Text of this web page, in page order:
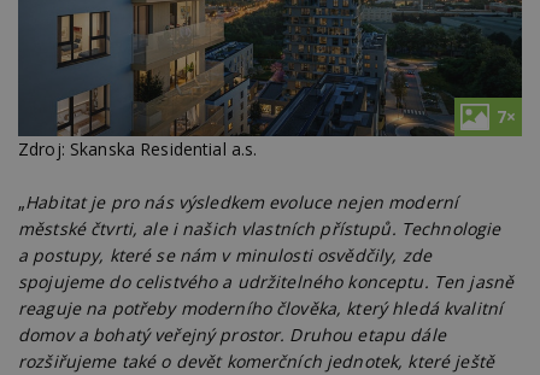
7×
Zdroj: Skanska Residential a.s.
„Habitat je pro nás výsledkem evoluce nejen moderní
městské čtvrti, ale i našich vlastních přístupů. Technologie
a postupy, které se nám v minulosti osvědčily, zde
spojujeme do celistvého a udržitelného konceptu. Ten jasně
reaguje na potřeby moderního člověka, který hledá kvalitní
domov a bohatý veřejný prostor. Druhou etapu dále
rozšiřujeme také o devět komerčních jednotek, které ještě